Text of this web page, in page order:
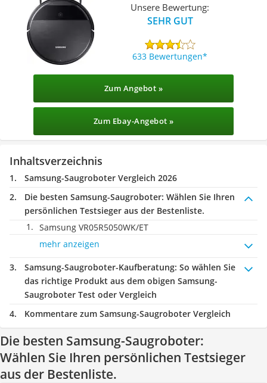
Unsere Bewertung:
SEHR GUT
633 Bewertungen
Zum Angebot »
Zum Ebay-Angebot »
Inhaltsverzeichnis
Samsung-Saugroboter Vergleich 2026
Die besten Samsung-Saugroboter: Wählen Sie Ihren
persönlichen Testsieger aus der Bestenliste.
Samsung VR05R5050WK/ET
mehr anzeigen
Samsung-Saugroboter-Kaufberatung: So wählen Sie
das richtige Produkt aus dem obigen Samsung-
Saugroboter Test oder Vergleich
Kommentare zum Samsung-Saugroboter Vergleich
Die besten Samsung-Saugroboter:
Wählen Sie Ihren persönlichen Testsieger
aus der Bestenliste.